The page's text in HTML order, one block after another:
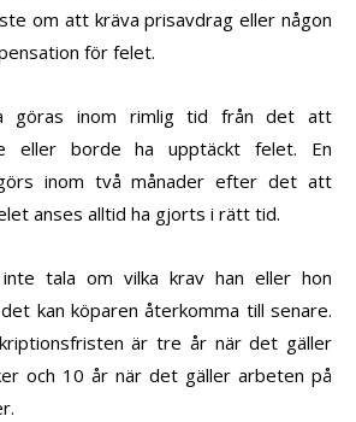
om att kräva prisavdrag eller någon
för felet.
göras inom rimlig tid från det att
eller borde ha upptäckt felet. En
inom två månader efter det att
anses alltid ha gjorts i rätt tid.
tala om vilka krav han eller hon
kan köparen återkomma till senare.
är tre år när det gäller
och 10 år när det gäller arbeten på